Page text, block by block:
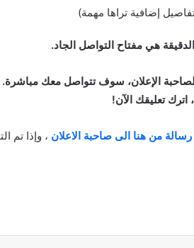
إضافية تراها مهمة)
هي مفتاح التواصل الجاد.
الإعلان، سوف تتواصل معك مباشرة.
تعليقك الآن!
من هنا الى صاحبة الاعلان ، وإذا تم